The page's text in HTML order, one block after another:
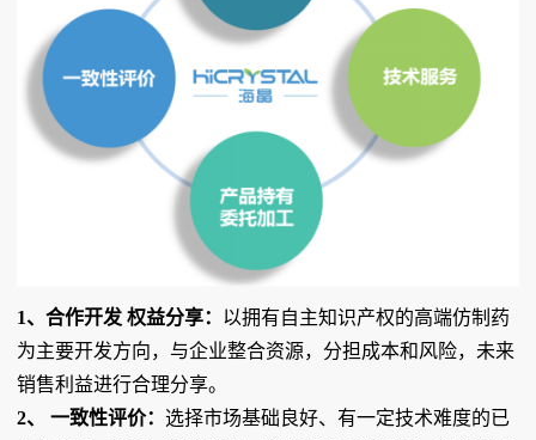
1、合作开发 权益分享： 以拥有自主知识产权的高端仿制药
为主要开发方向，与企业整合资源，分担成本和风险，未来
销售利益进行合理分享。
2、 一致性评价： 选择市场基础良好、有一定技术难度的已